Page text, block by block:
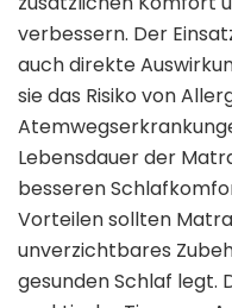
verbessern. Der
auch direkte
sie das Risiko von
Lebensdauer der
besseren
Vorteilen sollten
unverzichtbares
gesunden Schlaf legt.